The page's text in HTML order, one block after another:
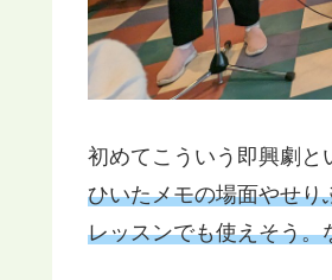
初めてこういう即興劇と
ひいたメモの場面やせり
レッスンでも使えそう。